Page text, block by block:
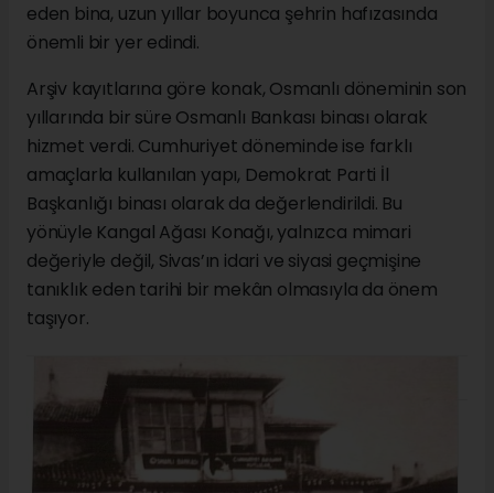
eden bina, uzun yıllar boyunca şehrin hafızasında
önemli bir yer edindi.
Arşiv kayıtlarına göre konak, Osmanlı döneminin son
yıllarında bir süre Osmanlı Bankası binası olarak
hizmet verdi. Cumhuriyet döneminde ise farklı
amaçlarla kullanılan yapı, Demokrat Parti İl
Başkanlığı binası olarak da değerlendirildi. Bu
yönüyle Kangal Ağası Konağı, yalnızca mimari
değeriyle değil, Sivas’ın idari ve siyasi geçmişine
tanıklık eden tarihi bir mekân olmasıyla da önem
taşıyor.